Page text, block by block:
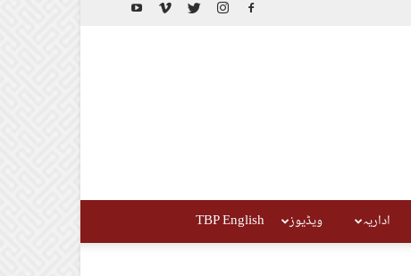
اداریہ ویڈیوز TBP English